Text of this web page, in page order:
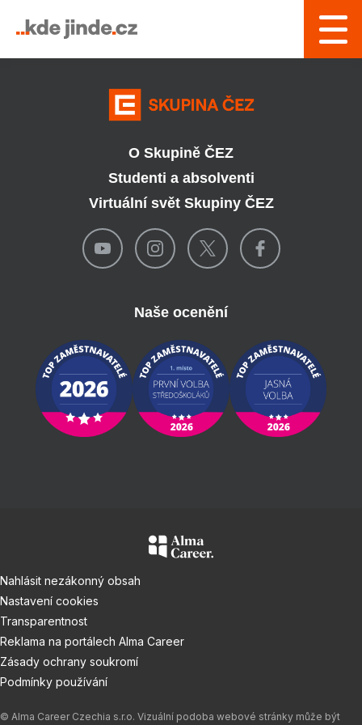
O Skupině ČEZ
Studenti a absolventi
Virtuální svět Skupiny ČEZ
Naše ocenění
Nahlásit nezákonný obsah
Nastavení cookies
Transparentnost
Reklama na portálech Alma Career
Zásady ochrany soukromí
Podmínky používání
© Alma Career Czechia s.r.o. Vizuální podoba webové stránky může být